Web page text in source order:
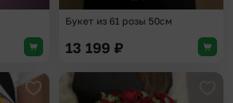
Букет из 61 розы 50см
13 199 ₽